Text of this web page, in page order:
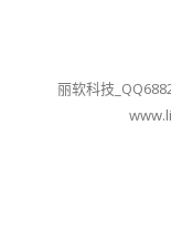
丽软科技